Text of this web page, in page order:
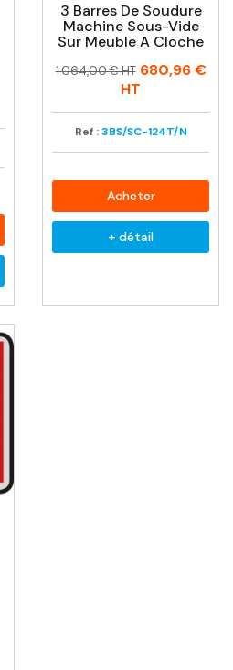
3 Barres De Soudure
Machine Sous-Vide
Sur Meuble A Cloche
Prix
Prix
1 064,00 € HT 680,96 €
HT
Ref : 3BS/SC-124T/N
Acheter
+ détail